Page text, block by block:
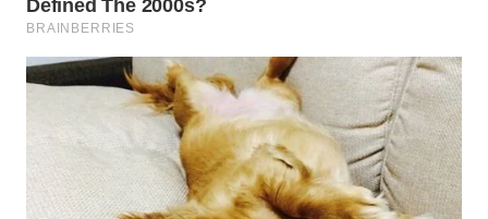
LISTRIK
TRAVEL
WAHANA